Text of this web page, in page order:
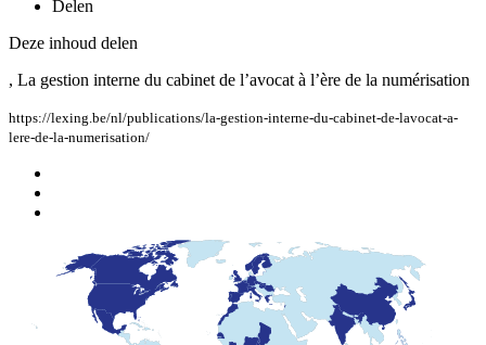
Delen
Deze inhoud delen
, La gestion interne du cabinet de l’avocat à l’ère de la numérisation
https://lexing.be/nl/publications/la-gestion-interne-du-cabinet-de-lavocat-a-
lere-de-la-numerisation/